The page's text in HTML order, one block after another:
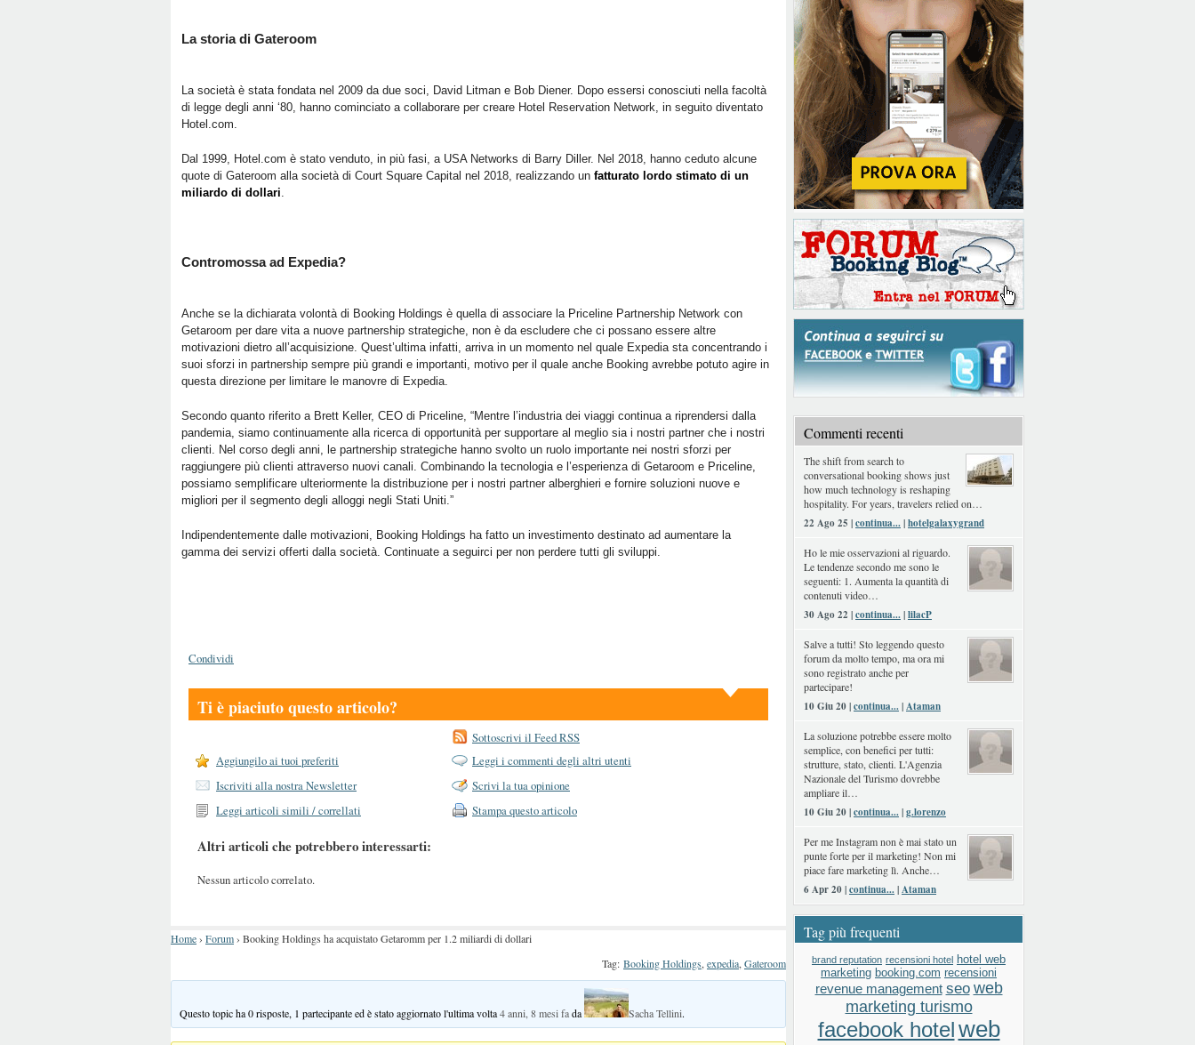
La storia di Gateroom
La società è stata fondata nel 2009 da due soci, David Litman e Bob Diener. Dopo essersi conosciuti nella facoltà
di legge degli anni ‘80, hanno cominciato a collaborare per creare Hotel Reservation Network, in seguito diventato
Hotel.com.
Dal 1999, Hotel.com è stato venduto, in più fasi, a USA Networks di Barry Diller. Nel 2018, hanno ceduto alcune
quote di Gateroom alla società di Court Square Capital nel 2018, realizzando un fatturato lordo stimato di un
miliardo di dollari.
Contromossa ad Expedia?
Anche se la dichiarata volontà di Booking Holdings è quella di associare la Priceline Partnership Network con
Getaroom per dare vita a nuove partnership strategiche, non è da escludere che ci possano essere altre
motivazioni dietro all’acquisizione. Quest’ultima infatti, arriva in un momento nel quale Expedia sta concentrando i
suoi sforzi in partnership sempre più grandi e importanti, motivo per il quale anche Booking avrebbe potuto agire in
questa direzione per limitare le manovre di Expedia.
Secondo quanto riferito a Brett Keller, CEO di Priceline, “Mentre l’industria dei viaggi continua a riprendersi dalla
pandemia, siamo continuamente alla ricerca di opportunità per supportare al meglio sia i nostri partner che i nostri
clienti. Nel corso degli anni, le partnership strategiche hanno svolto un ruolo importante nei nostri sforzi per
raggiungere più clienti attraverso nuovi canali. Combinando la tecnologia e l’esperienza di Getaroom e Priceline,
possiamo semplificare ulteriormente la distribuzione per i nostri partner alberghieri e fornire soluzioni nuove e
migliori per il segmento degli alloggi negli Stati Uniti.”
Indipendentemente dalle motivazioni, Booking Holdings ha fatto un investimento destinato ad aumentare la
gamma dei servizi offerti dalla società. Continuate a seguirci per non perdere tutti gli sviluppi.
Condividi
Ti è piaciuto questo articolo?
Sottoscrivi il Feed RSS
Aggiungilo ai tuoi preferiti
Leggi i commenti degli altri utenti
Iscriviti alla nostra Newsletter
Scrivi la tua opinione
Leggi articoli simili / correllati
Stampa questo articolo
Altri articoli che potrebbero interessarti:
Nessun articolo correlato.
Home› Forum› Booking Holdings ha acquistato Getaromm per 1.2 miliardi di dollari
Tag: Booking Holdings, expedia, Gateroom
Questo topic ha 0 risposte, 1 partecipante ed è stato aggiornato l'ultima volta4 anni, 8 mesi fada Sacha Tellini.
Commenti recenti
The shift from search to
conversational booking shows just
how much technology is reshaping
hospitality. For years, travelers relied on…
22 Ago 25 |continua...|hotelgalaxygrand
Ho le mie osservazioni al riguardo.
Le tendenze secondo me sono le
seguenti: 1. Aumenta la quantità di
contenuti video…
30 Ago 22 |continua...|lilacP
Salve a tutti! Sto leggendo questo
forum da molto tempo, ma ora mi
sono registrato anche per
partecipare!
10 Giu 20 |continua...|Ataman
La soluzione potrebbe essere molto
semplice, con benefici per tutti:
strutture, stato, clienti. L'Agenzia
Nazionale del Turismo dovrebbe
ampliare il…
10 Giu 20 |continua...|g.lorenzo
Per me Instagram non è mai stato un
punte forte per il marketing! Non mi
piace fare marketing lì. Anche…
6 Apr 20 |continua...|Ataman
Tag più frequenti
brand reputation recensioni hotel hotel web
marketing booking.com recensioni
revenue management seo web
marketing turismo
facebook hotelweb